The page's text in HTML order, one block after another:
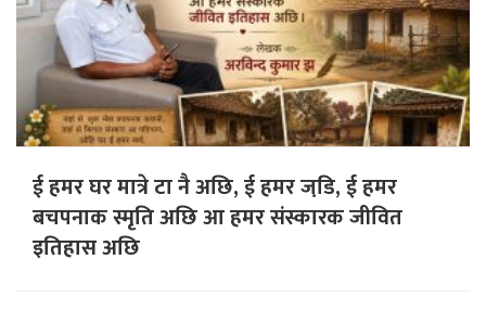
ई हमर घर मात्रे टा नै अछि, ई हमर जडि़, ई हमर
बचपनाक स्मृति अछि आ हमर संस्कारक जीवित
इतिहास अछि